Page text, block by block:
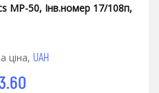
МР-50, Інв.номер 17/108п,
ціна, UAH